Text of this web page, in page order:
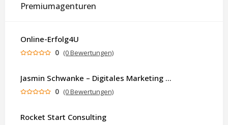
Premiumagenturen
Online-Erfolg4U
0 (0 Bewertungen)
Jasmin Schwanke – Digitales Marketing & KI-gestützte Contenterstellung
0 (0 Bewertungen)
Rocket Start Consulting